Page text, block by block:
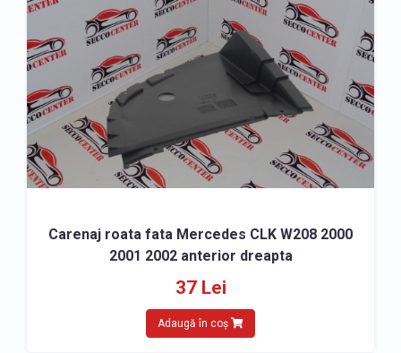
Carenaj roata fata Mercedes CLK W208 2000
2001 2002 anterior dreapta
37 Lei
Adaugă în coș